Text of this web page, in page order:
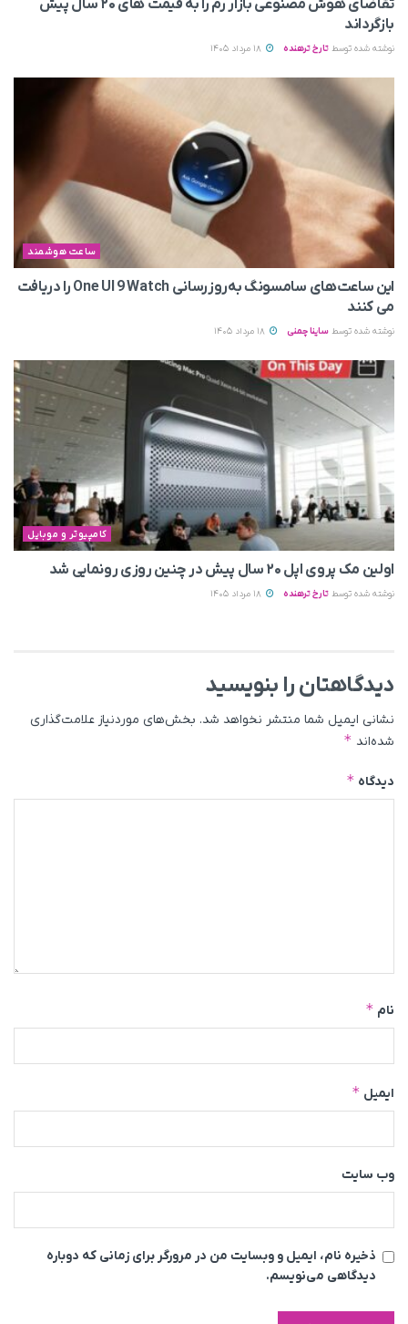
تقاضای هوش مصنوعی بازار رم را به قیمت های ۲۰ سال پیش
بازگرداند
نوشته شده توسط تارخ ترهنده
ساعت هوشمند
این ساعت‌های سامسونگ به‌روزرسانی One UI 9 Watch را دریافت
می کنند
نوشته شده توسط ساینا چمنی
کامپیوتر و موبایل
اولین مک پروی اپل ۲۰ سال پیش در چنین روزی رونمایی شد
نوشته شده توسط تارخ ترهنده
دیدگاهتان را بنویسید
نشانی ایمیل شما منتشر نخواهد شد. بخش‌های موردنیاز علامت‌گذاری
شده‌اند *
دیدگاه *
نام *
ایمیل *
وب‌ سایت
ذخیره نام، ایمیل و وبسایت من در مرورگر برای زمانی که دوباره
دیدگاهی می‌نویسم.